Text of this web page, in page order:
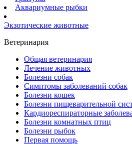
Аквариумные рыбки
Экзотические животные
Ветеринария
Общая ветеринария
Лечение животных
Болезни собак
Симптомы заболеваний собак
Болезни кошек
Болезни пищеварительной
Кардиореспираторные
Болезни комнатных птиц
Болезни рыбок
Первая помощь